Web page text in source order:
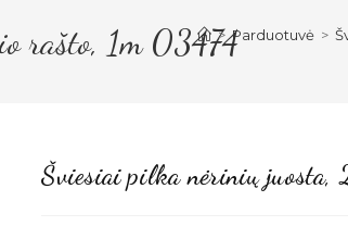
rašto, 1m 03474
> Parduotuvė >
Šviesiai pilka nėrinių